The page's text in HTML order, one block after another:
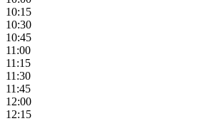
10:15
10:30
10:45
11:00
11:15
11:30
11:45
12:00
12:15